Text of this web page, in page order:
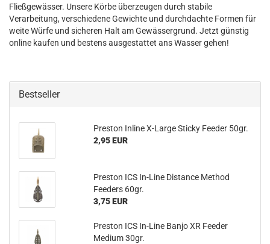
Fließgewässer. Unsere Körbe überzeugen durch stabile
Verarbeitung, verschiedene Gewichte und durchdachte Formen für
weite Würfe und sicheren Halt am Gewässergrund. Jetzt günstig
online kaufen und bestens ausgestattet ans Wasser gehen!
Bestseller
Preston Inline X-Large Sticky Feeder 50gr.
2,95 EUR
Preston ICS In-Line Distance Method
Feeders 60gr.
3,75 EUR
Preston ICS In-Line Banjo XR Feeder
Medium 30gr.